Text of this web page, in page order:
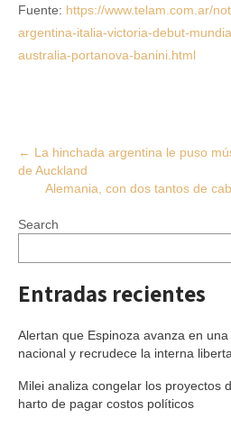
Fuente: https://www.telam.com.ar/
argentina-italia-victoria-debut-
australia-portanova-banini.html
Post
navigation
← La hinchada argentina le puso
de Auckland
Alemania, con dos tantos de
Search
Entradas recientes
Alertan que Espinoza avanza en
nacional y recrudece la interna
Milei analiza congelar los proyectos
harto de pagar costos políticos